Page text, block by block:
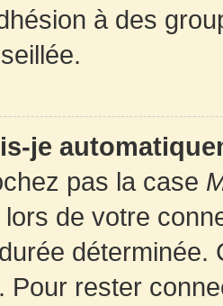
à des
je
pas la case
lors de votre
déterminée.
Pour rester